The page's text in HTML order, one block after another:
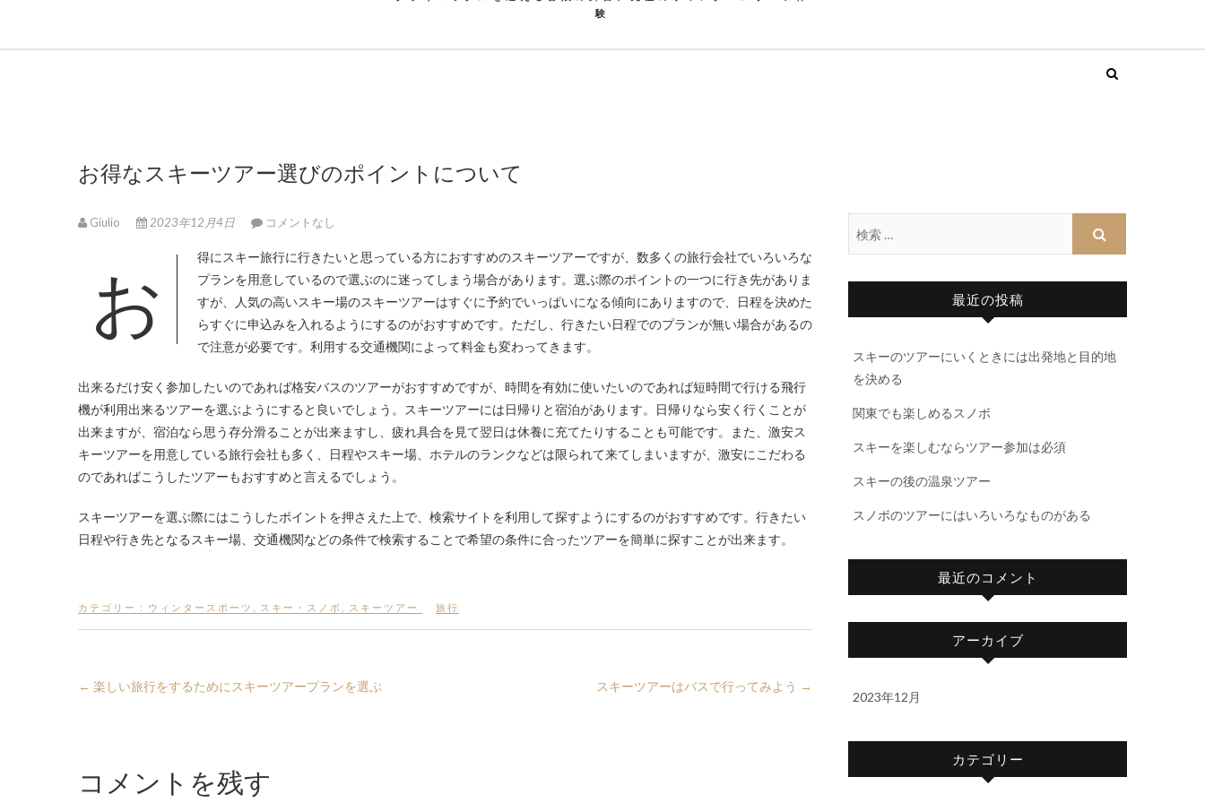
験
お得なスキーツアー選びのポイントについて
Giulio 2023年12月4日 コメントなし
お得にスキー旅行に行きたいと思っている方におすすめのスキーツアーですが、数多くの旅行会社でいろいろな プランを用意しているので選ぶのに迷ってしまう場合があります。 選ぶ際のポイントの一つに行き先がありま
すが、人気の高いスキー場のスキーツアーはすぐに予約でいっぱいになる傾向にありますので、日程を決めた
らすぐに申込みを入れるようにするのがおすすめです。ただし、行きたい日程でのプランが無い場合があるの
で注意が必要です。利用する交通機関によって料金も変わってきます。
出来るだけ安く参加したいのであれば格安バスのツアーがおすすめですが、時間を有効に使いたいのであれば短時間で行ける飛行
機が利用出来るツアーを選ぶようにすると良いでしょう。スキーツアーには日帰りと宿泊があります。日帰りなら安く行くことが
出来ますが、宿泊なら思う存分滑ることが出来ますし、疲れ具合を見て翌日は休養に充てたりすることも可能です。また、激安ス
キーツアーを用意している旅行会社も多く、日程やスキー場、ホテルのランクなどは限られて来てしまいますが、激安にこだわる
のであればこうしたツアーもおすすめと言えるでしょう。
スキーツアーを選ぶ際にはこうしたポイントを押さえた上で、検索サイトを利用して探すようにするのがおすすめです。行きたい
日程や行き先となるスキー場、交通機関などの条件で検索することで希望の条件に合ったツアーを簡単に探すことが出来ます。
カテゴリー : ウィンタースポーツ スキー・スノボ スキーツアー 旅行
← 楽しい旅行をするためにスキーツアープランを選ぶ スキーツアーはバスで行ってみよう →
コメントを残す
最近の投稿
スキーのツアーにいくときには出発地と目的地
を決める
関東でも楽しめるスノボ
スキーを楽しむならツアー参加は必須
スキーの後の温泉ツアー
スノボのツアーにはいろいろなものがある
最近のコメント
アーカイブ
2023年12月
カテゴリー